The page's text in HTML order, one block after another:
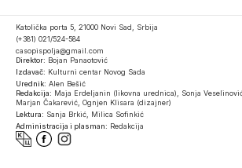
Katolička porta 5, 21000 Novi Sad, Srbija
(+381) 021/524-584
casopispolja@gmail.com
Direktor: Bojan Panaotović
Izdavač: Kulturni centar Novog Sada
Urednik: Alen Bešić
Redakcija: Maja Erdeljanin (likovna urednica), Sonja
Marjan Čakarević, Ognjen Klisara (dizajner)
Lektura: Sanja Brkić, Milica Sofinkić
Administracija i plasman: Redakcija